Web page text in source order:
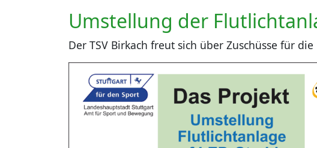
Umstellung der
Der TSV Birkach freut sich über Zuschüsse für